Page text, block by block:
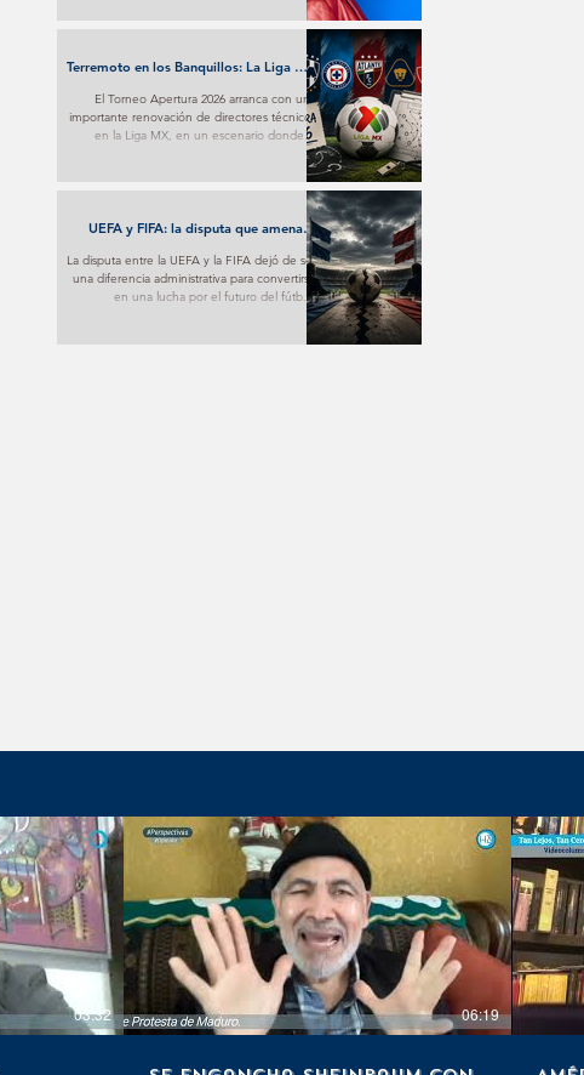
experiencia pop y marca un nuevo paso en
su proyección internacional.
Terremoto en los Banquillos: La Liga MX
Reinventa sus Liderazgos para el
Apertura 2026
El Torneo Apertura 2026 arranca con una
importante renovación de directores técnicos
en la Liga MX, en un escenario donde la
estrategia y los nuevos proyectos buscarán
marcar la diferencia desde la primera jornada.
UEFA y FIFA: la disputa que amenaza
con fracturar al fútbol mundial
La disputa entre la UEFA y la FIFA dejó de ser
una diferencia administrativa para convertirse
en una lucha por el futuro del fútbol.
Mientras una apuesta por nuevos modelos
03:32 06:19